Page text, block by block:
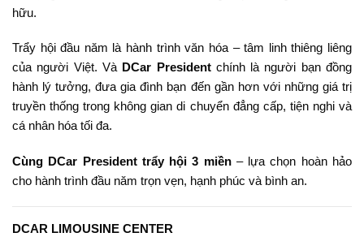
hữu.
Trẩy hội đầu năm là hành trình văn hóa – tâm linh thiêng liêng
của người Việt. Và DCar Presidentchính là người bạn đồng
hành lý tưởng, đưa gia đình bạn đến gần hơn với những giá trị
truyền thống trong không gian di chuyển đẳng cấp, tiện nghi và
cá nhân hóa tối đa.
Cùng DCar President trẩy hội 3 miền– lựa chọn hoàn hảo
cho hành trình đầu năm trọn vẹn, hạnh phúc và bình an.
DCAR LIMOUSINE CENTER